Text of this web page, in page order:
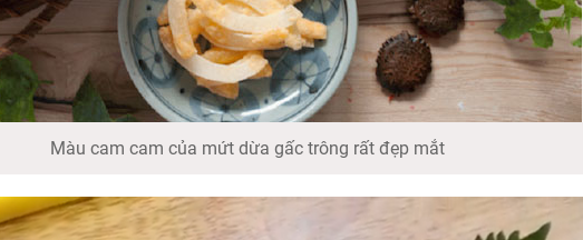
Màu cam cam của mứt dừa gấc trông rất đẹp mắt